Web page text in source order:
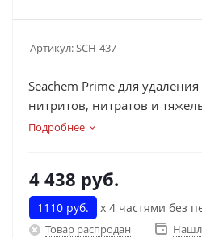
Артикул:SCH-437
Seachem Prime для
нитритов, нитратов и
на 200л
Подробнее
4 438 руб.
1110 руб. х 4 частями без
Товар распродан